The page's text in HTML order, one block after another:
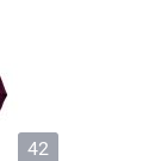
42